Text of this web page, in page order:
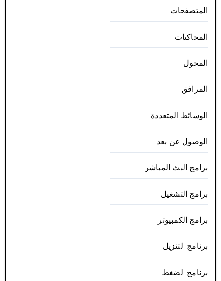
المتصفحات
المحاكيات
المحول
المرافق
الوسائط المتعددة
الوصول عن بعد
برامج البث المباشر
برامج التشغيل
برامج الكمبيوتر
برنامج التنزيل
برنامج الضغط